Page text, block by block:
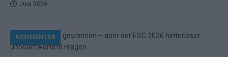
Juni 2026
KOMMENTAR